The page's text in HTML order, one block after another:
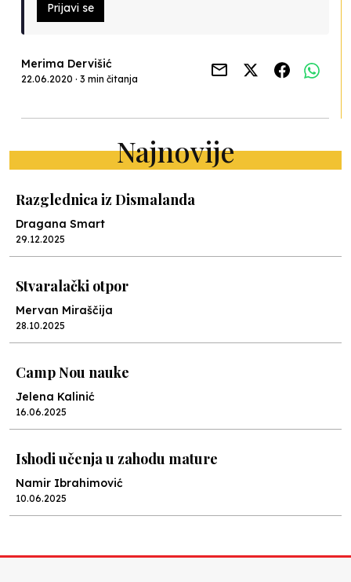
Prijavi se
Merima Dervišić
22.06.2020 · 3 min čitanja
Najnovije
Razglednica iz Dismalanda
Dragana Smart
29.12.2025
Stvaralački otpor
Mervan Miraščija
28.10.2025
Camp Nou nauke
Jelena Kalinić
16.06.2025
Ishodi učenja u zahodu mature
Namir Ibrahimović
10.06.2025